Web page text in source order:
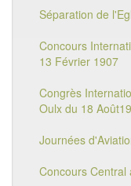
Séparation de
Concours
13 Février 1907
Congrès
Oulx du 18
Journées
Concours Central